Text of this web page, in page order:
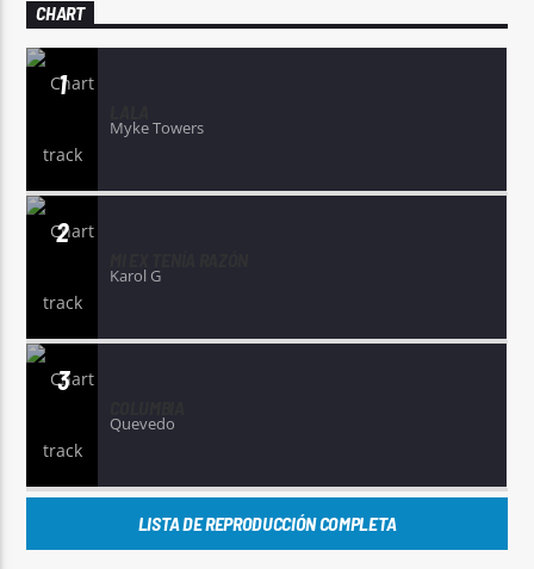
CHART
1
Myke Towers
2
Karol G
3
Quevedo
LISTA DE REPRODUCCIÓN COMPLETA